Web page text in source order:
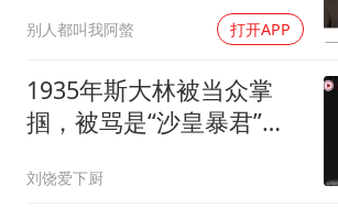
别人都叫我阿螫 打开APP
1935年斯大林被当众掌
掴，被骂是“沙皇暴君”，
刘饶爱下厨